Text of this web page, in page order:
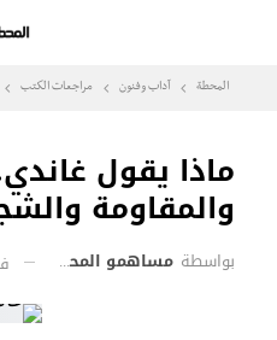
المحطة آداب وفنون مراجعات الكتب
ماذا يقول
والمقاومة
بواسطة مساهمو المحطة